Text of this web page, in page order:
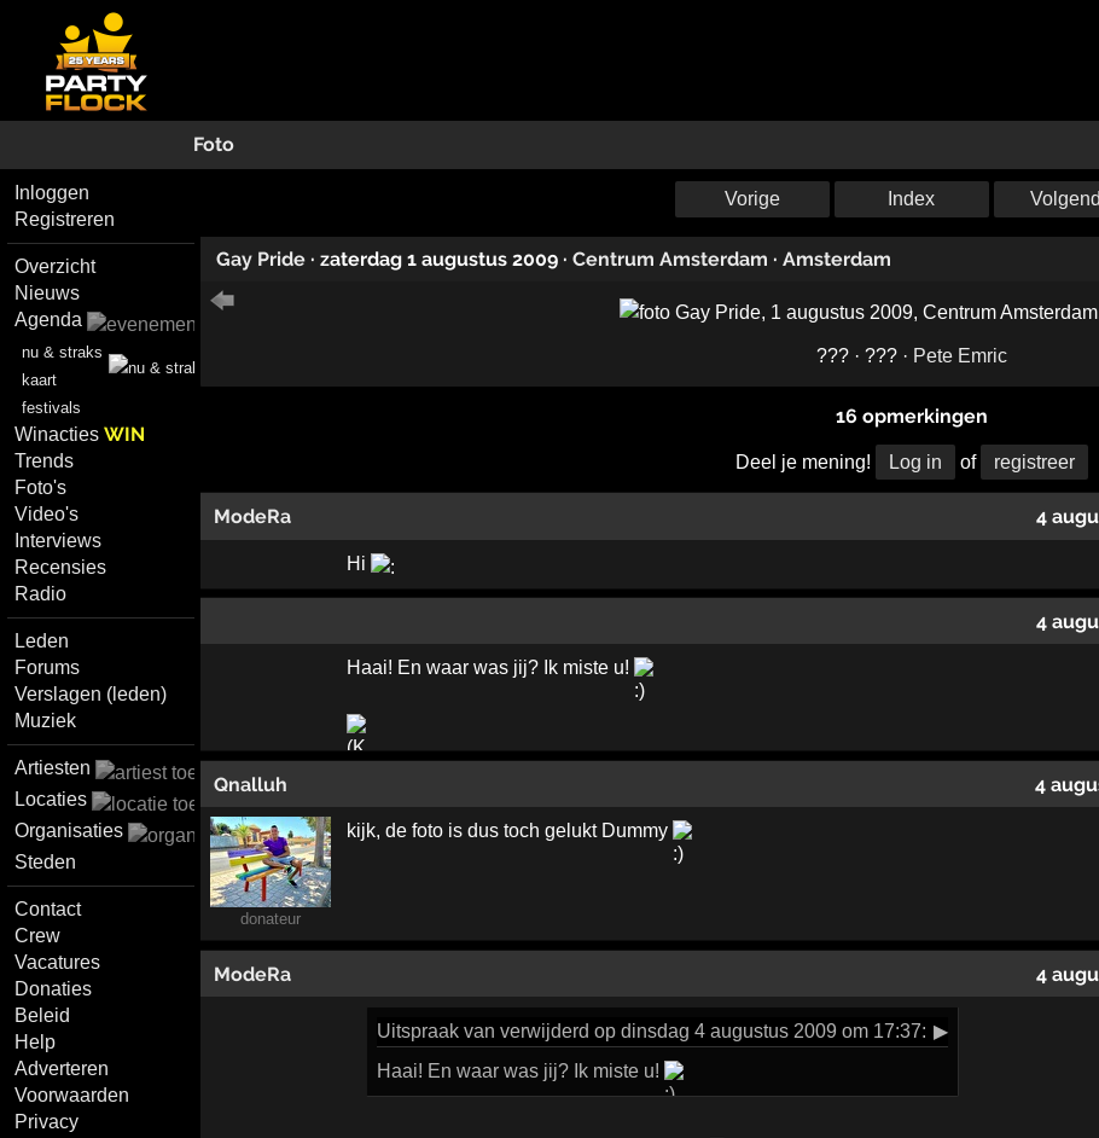
Foto
Inloggen
Registreren
Overzicht
Nieuws
Agenda
nu & straks
kaart
festivals
WinactiesWIN
Trends
Foto's
Video's
Interviews
Recensies
Radio
Leden
Forums
Verslagen (leden)
Muziek
Artiesten
Locaties
Organisaties
Steden
Contact
Crew
Vacatures
Donaties
Beleid
Help
Adverteren
Voorwaarden
Privacy
Vorige Index
Gay Pride · zaterdag 1 augustus 2009 · Centrum Amsterdam · Amsterdam
??? · ??? · Pete Emric
16 opmerkingen
Deel je mening! Log in of registreer
ModeRa 4
Hi
4
Haai! En waar was jij? Ik miste u!
Qnalluh 4
donateur
kijk, de foto is dus toch gelukt Dummy
ModeRa 4
Uitspraakvan verwijderd op dinsdag 4 augustus 2009 om 17:37: ▶
Haai! En waar was jij? Ik miste u!